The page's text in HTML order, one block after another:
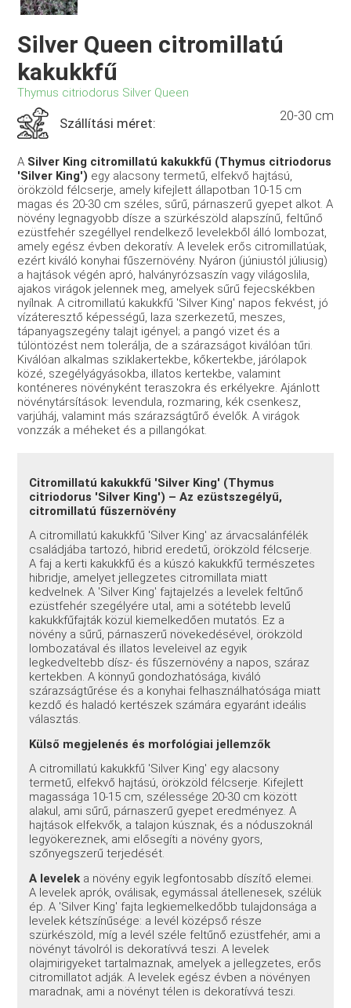
Silver Queen citromillatú
kakukkfű
Thymus citriodorus Silver Queen
Szállítási méret: 20-30 cm
A Silver King citromillatú kakukkfű (Thymus citriodorus
'Silver King') egy alacsony termetű, elfekvő hajtású,
örökzöld félcserje, amely kifejlett állapotban 10-15 cm
magas és 20-30 cm széles, sűrű, párnaszerű gyepet alkot. A
növény legnagyobb dísze a szürkészöld alapszínű, feltűnő
ezüstfehér szegéllyel rendelkező levelekből álló lombozat,
amely egész évben dekoratív. A levelek erős citromillatúak,
ezért kiváló konyhai fűszernövény. Nyáron (júniustól júliusig)
a hajtások végén apró, halványrózsaszín vagy világoslila,
ajakos virágok jelennek meg, amelyek sűrű fejecskékben
nyílnak. A citromillatú kakukkfű 'Silver King' napos fekvést, jó
vízáteresztő képességű, laza szerkezetű, meszes,
tápanyagszegény talajt igényel; a pangó vizet és a
túlöntözést nem tolerálja, de a szárazságot kiválóan tűri.
Kiválóan alkalmas sziklakertekbe, kőkertekbe, járólapok
közé, szegélyágyásokba, illatos kertekbe, valamint
konténeres növényként teraszokra és erkélyekre. Ajánlott
növénytársítások: levendula, rozmaring, kék csenkesz,
varjúháj, valamint más szárazságtűrő évelők. A virágok
vonzzák a méheket és a pillangókat.
Citromillatú kakukkfű 'Silver King' (Thymus
citriodorus 'Silver King') – Az ezüstszegélyű,
citromillatú fűszernövény
A citromillatú kakukkfű 'Silver King' az árvacsalánfélék
családjába tartozó, hibrid eredetű, örökzöld félcserje.
A faj a kerti kakukkfű és a kúszó kakukkfű természetes
hibridje, amelyet jellegzetes citromillata miatt
kedvelnek. A 'Silver King' fajtajelzés a levelek feltűnő
ezüstfehér szegélyére utal, ami a sötétebb levelű
kakukkfűfajták közül kiemelkedően mutatós. Ez a
növény a sűrű, párnaszerű növekedésével, örökzöld
lombozatával és illatos leveleivel az egyik
legkedveltebb dísz- és fűszernövény a napos, száraz
kertekben. A könnyű gondozhatósága, kiváló
szárazságtűrése és a konyhai felhasználhatósága miatt
kezdő és haladó kertészek számára egyaránt ideális
választás.
Külső megjelenés és morfológiai jellemzők
A citromillatú kakukkfű 'Silver King' egy alacsony
termetű, elfekvő hajtású, örökzöld félcserje. Kifejlett
magassága 10-15 cm, szélessége 20-30 cm között
alakul, ami sűrű, párnaszerű gyepet eredményez. A
hajtások elfekvők, a talajon kúsznak, és a nóduszoknál
legyökereznek, ami elősegíti a növény gyors,
szőnyegszerű terjedését.
A levelek a növény egyik legfontosabb díszítő elemei.
A levelek aprók, oválisak, egymással átellenesek, szélük
ép. A 'Silver King' fajta legkiemelkedőbb tulajdonsága a
levelek kétszínűsége: a levél középső része
szürkészöld, míg a levél széle feltűnő ezüstfehér, ami a
növényt távolról is dekoratívvá teszi. A levelek
olajmirigyeket tartalmaznak, amelyek a jellegzetes, erős
citromillatot adják. A levelek egész évben a növényen
maradnak, ami a növényt télen is dekoratívvá teszi.